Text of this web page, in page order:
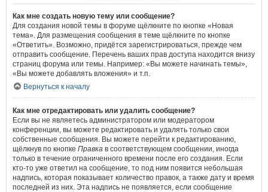
Как мне создать новую тему или сообщение?
Для создания новой темы в форуме щёлкните по кнопке «Новая
тема». Для размещения сообщения в теме щёлкните по кнопке
«Ответить». Возможно, придётся зарегистрироваться, прежде чем
отправить сообщение. Перечень ваших прав доступа находится внизу
страниц форума или темы. Например: «Вы можете начинать темы»,
«Вы можете добавлять вложения» и т.п.
Вернуться к началу
Как мне отредактировать или удалить сообщение?
Если вы не являетесь администратором или модератором
конференции, вы можете редактировать и удалять только свои
собственные сообщения. Вы можете перейти к редактированию,
щёлкнув по кнопке Правка в соответствующем сообщении, иногда
только в течение ограниченного времени после его создания. Если
кто-то уже ответил на сообщение, то под ним появится небольшая
надпись, которая показывает количество правок, а также дату и время
последней из них. Эта надпись не появляется, если сообщение